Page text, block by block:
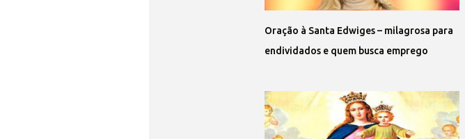
Oração à Santa Edwiges – milagrosa para
endividados e quem busca emprego